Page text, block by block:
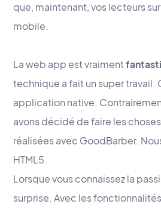
que, maintenant, vos lecteurs
mobile.
La web app est vraiment
technique a fait un super
application native.
avons décidé de faire les
réalisées avec GoodBarber.
HTML5.
Lorsque vous connaissez la
surprise. Avec les